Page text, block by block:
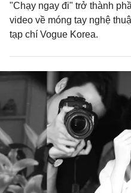
"Chạy ngay đi" trở thành
video về móng tay nghệ
tạp chí Vogue Korea.